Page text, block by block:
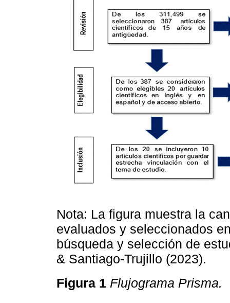
Nota: La figura muestra la
evaluados y seleccionados
búsqueda y selección de
& Santiago-Trujillo (2023).
Figura 1 Flujograma Prisma.